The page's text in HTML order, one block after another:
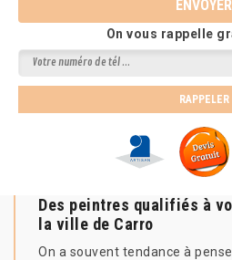
On vous rappelle
Des peintres qualifiés à
la ville de Carro
On a souvent tendance à